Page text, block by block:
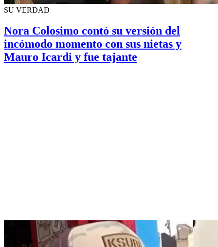
SU VERDAD
Nora Colosimo contó su versión del
incómodo momento con sus nietas y
Mauro Icardi y fue tajante